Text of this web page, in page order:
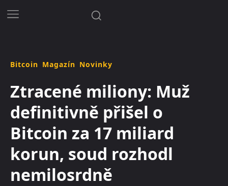
Bitcoin Magazín Novinky
Ztracené miliony: Muž
definitivně přišel o
Bitcoin za 17 miliard
korun, soud rozhodl
nemilosrdně